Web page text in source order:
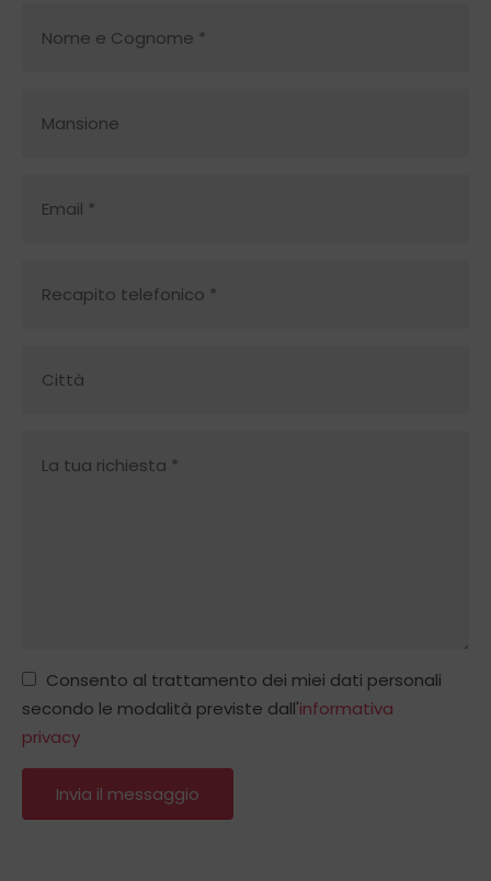
Consento al trattamento dei miei dati personali
secondo le modalità previste dall'informativa
privacy